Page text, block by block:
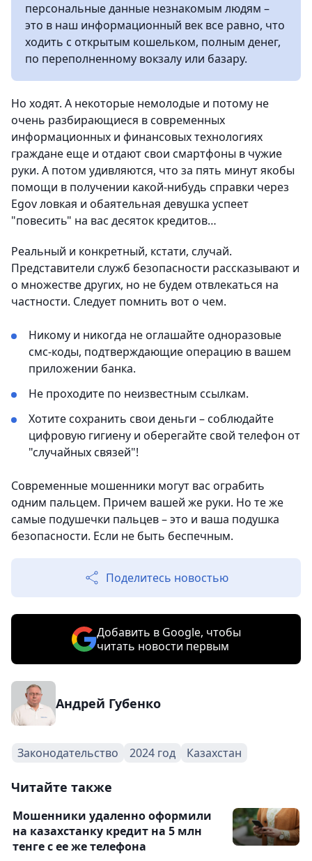
персональные данные незнакомым людям –
это в наш информационный век все равно, что
ходить с открытым кошельком, полным денег,
по переполненному вокзалу или базару.
Но ходят. А некоторые немолодые и потому не
очень разбирающиеся в современных
информационных и финансовых технологиях
граждане еще и отдают свои смартфоны в чужие
руки. А потом удивляются, что за пять минут якобы
помощи в получении какой-нибудь справки через
Egov ловкая и обаятельная девушка успеет
"повесить" на вас десяток кредитов…
Реальный и конкретный, кстати, случай.
Представители служб безопасности рассказывают и
о множестве других, но не будем отвлекаться на
частности. Следует помнить вот о чем.
Никому и никогда не оглашайте одноразовые
смс-коды, подтверждающие операцию в вашем
приложении банка.
Не проходите по неизвестным ссылкам.
Хотите сохранить свои деньги – соблюдайте
цифровую гигиену и оберегайте свой телефон от
"случайных связей"!
Современные мошенники могут вас ограбить
одним пальцем. Причем вашей же руки. Но те же
самые подушечки пальцев – это и ваша подушка
безопасности. Если не быть беспечным.
Поделитесь новостью
Добавить в Google, чтобы
читать новости первым
Андрей Губенко
Законодательство 2024 год Казахстан
Читайте также
Мошенники удаленно оформили
на казахстанку кредит на 5 млн
тенге с ее же телефона